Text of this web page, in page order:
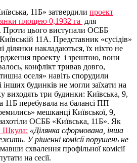
11Б» затвердили проект
площею 0,1932 га для
Проти цього виступали ОСББ
11А. Представник «сусідів»
ділянки накладаються, їх ніхто не
проекту і зрештою, вони
конфлікт тривав довго,
оселя» навіть спорудили
будинків не могли заїхати на
виходять три будинки: Київська, 9,
11Б перебувала на балансі ПП
мешканці Київської, 9,
ОСББ «Київська, 11Б». Як
Шкула: «Ділянка сформована, інша
У рішенні комісії порушень не
схвалення профільної комісії
на сесії.